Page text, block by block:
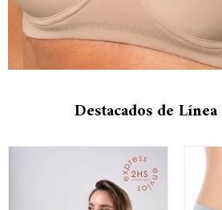
Destacados de